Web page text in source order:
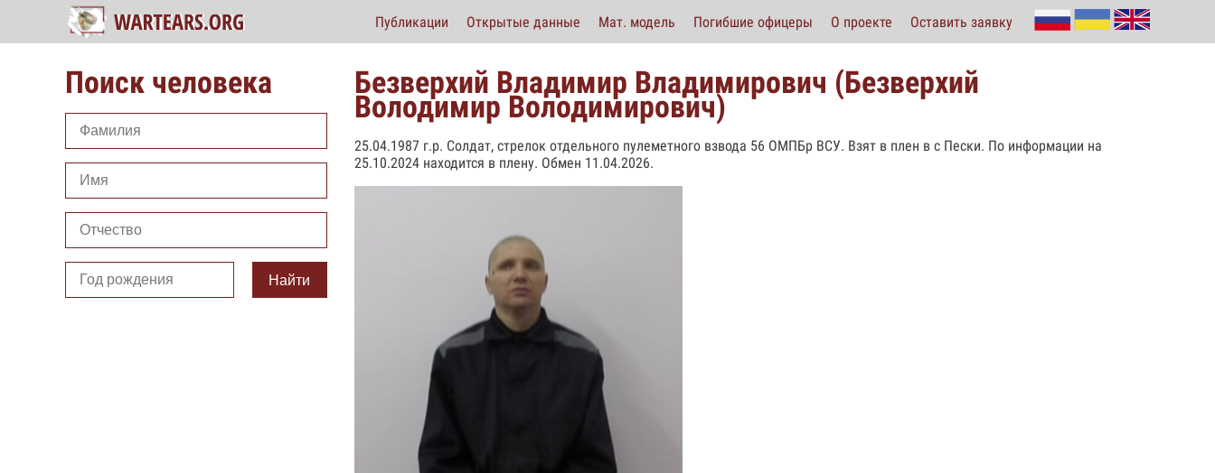
Публикации Открытые данные Мат. модель Погибшие офицеры О проекте Оставить заявку
Поиск человека
Найти
Безверхий Владимир Владимирович (Безверхий
Володимир Володимирович)
25.04.1987 г.р. Солдат, стрелок отдельного пулеметного взвода 56 ОМПБр ВСУ. Взят в плен в с Пески. По информации на
25.10.2024 находится в плену. Обмен 11.04.2026.